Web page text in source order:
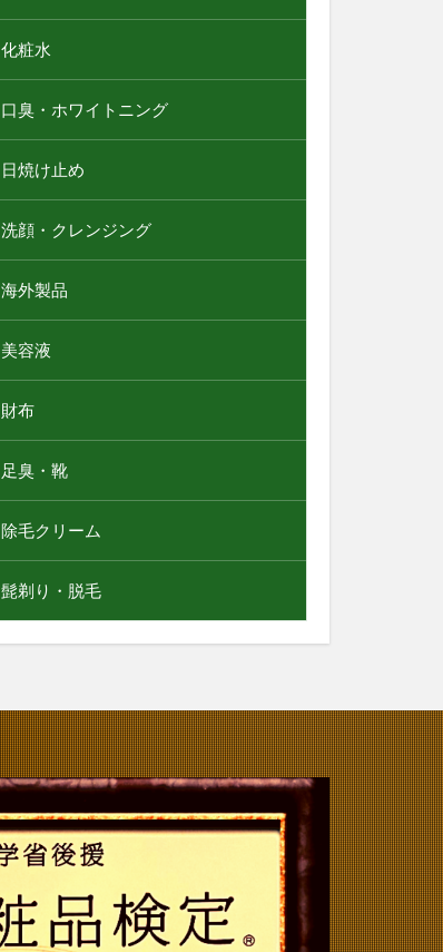
化粧水
口臭・ホワイトニング
日焼け止め
洗顔・クレンジング
海外製品
美容液
財布
足臭・靴
除毛クリーム
髭剃り・脱毛